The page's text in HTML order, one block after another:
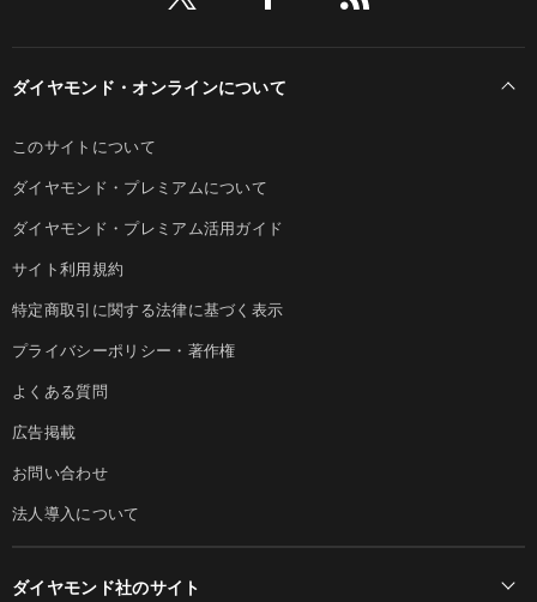
ダイヤモンド・オンラインについて
このサイトについて
ダイヤモンド・プレミアムについて
ダイヤモンド・プレミアム活用ガイド
サイト利用規約
特定商取引に関する法律に基づく表示
プライバシーポリシー・著作権
よくある質問
広告掲載
お問い合わせ
法人導入について
ダイヤモンド社のサイト